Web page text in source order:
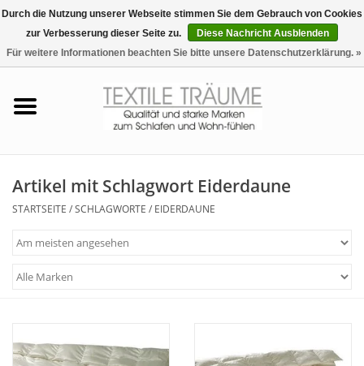
0 Artikel - €0,00
Tag & Nachtwäsche
Haus-Bademäntel
Artikel mit Schlagwort Eiderdaune
STARTSEITE /SCHLAGWORTE / EIDERDAUNE
Durch die Nutzung unserer Webseite stimmen Sie dem Gebrauch von Cookies
zur Verbesserung dieser Seite zu.
Diese Nachricht Ausblenden
Für weitere Informationen beachten Sie bitte unsere Datenschutzerklärung. »